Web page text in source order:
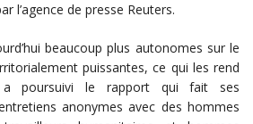
l’agence de presse Reuters.
beaucoup plus autonomes sur le
puissantes, ce qui les rend
a poursuivi le rapport qui fait ses
anonymes avec des hommes